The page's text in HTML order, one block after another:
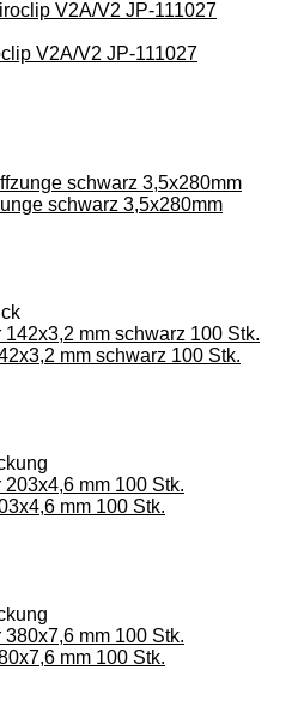
V2A/V2 JP-111027
schwarz 3,5x280mm
mm schwarz 100 Stk.
mm 100 Stk.
mm 100 Stk.